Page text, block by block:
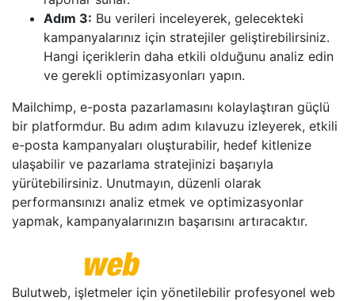
Adım 3: Bu verileri inceleyerek, gelecekteki
kampanyalarınız için stratejiler geliştirebilirsiniz.
Hangi içeriklerin daha etkili olduğunu analiz edin
ve gerekli optimizasyonları yapın.
Mailchimp, e-posta pazarlamasını kolaylaştıran güçlü
bir platformdur. Bu adım adım kılavuzu izleyerek, etkili
e-posta kampanyaları oluşturabilir, hedef kitlenize
ulaşabilir ve pazarlama stratejinizi başarıyla
yürütebilirsiniz. Unutmayın, düzenli olarak
performansınızı analiz etmek ve optimizasyonlar
yapmak, kampanyalarınızın başarısını artıracaktır.
Bulutweb, işletmeler için yönetilebilir profesyonel web